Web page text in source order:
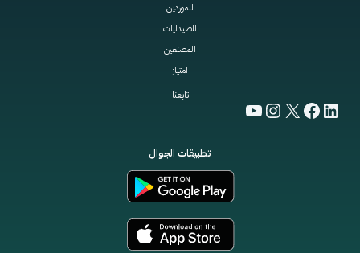
للموردين
للصيدليات
المصنعين
امتياز
تابعنا
LinkedIn
Facebook
X
Instagram
YouTube
تطبيقات الجوال